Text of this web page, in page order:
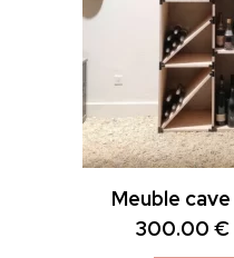
Meuble
300.00 €